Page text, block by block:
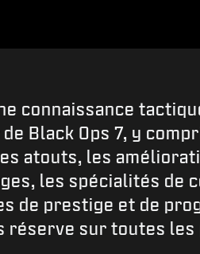
connaissance
Black Ops 7, y
atouts, les
les spécialités de
de prestige et de
réserve sur toutes